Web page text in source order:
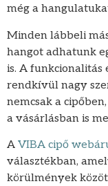
még a
Minden lábbeli
hangot adhatunk
is. A
rendkívül nagy
nemcsak a
a vásárlásban is
A VIBA cipő
választékban,
körülmények